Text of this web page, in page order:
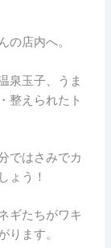
の店内へ。
泉玉子、うま
整えられたト
ではさみでカ
ょう！
ギたちがワキ
ります。